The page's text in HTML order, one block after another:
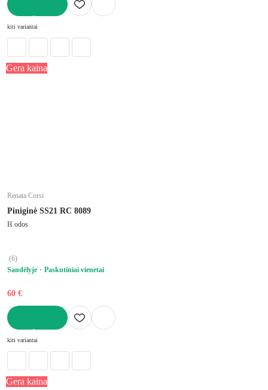
kiti variantai
Gera kaina
Renata Corsi
Piniginė SS21 RC 8089
Iš odos
(6)
Sandėlyje
Paskutiniai vienetai
60 €
kiti variantai
Gera kaina